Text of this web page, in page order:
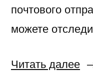
почтового
можете
Читать далее